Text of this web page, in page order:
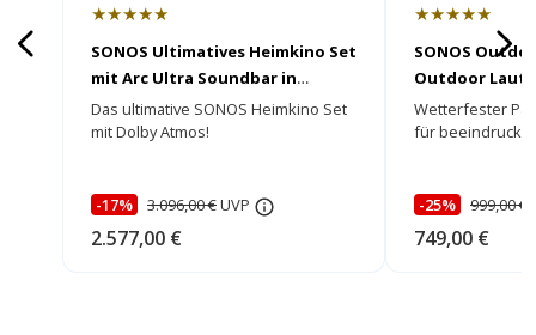
★★★★★
SONOS Ultimatives Heimkino Set
mit Arc Ultra Soundbar in
schwarz
Das ultimative SONOS Heimkino Set
mit Dolby Atmos!
-17% 3.096,00 €UVP
2.577,00 €
★★★★★
SONOS
Outdoor
Wetterfester
für
-25% 999,00 €
749,00 €